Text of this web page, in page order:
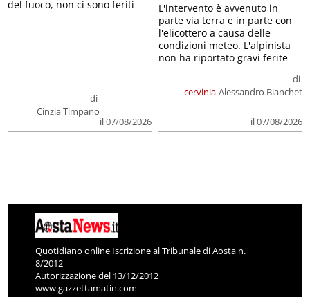
di
Cinzia Timpano
il 07/08/2026
del fuoco, non ci sono feriti
cervinia
di
Alessandro Bianchet
il 07/08/2026
L'intervento è avvenuto in
parte via terra e in parte con
l'elicottero a causa delle
condizioni meteo. L'alpinista
non ha riportato gravi ferite
Quotidiano online Iscrizione al Tribunale di Aosta n.
8/2012
Autorizzazione del 13/12/2012
www.gazzettamatin.com